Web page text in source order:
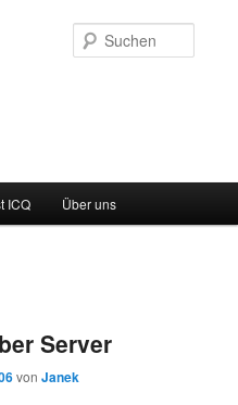
ICQ Über uns
Server
vonJanek